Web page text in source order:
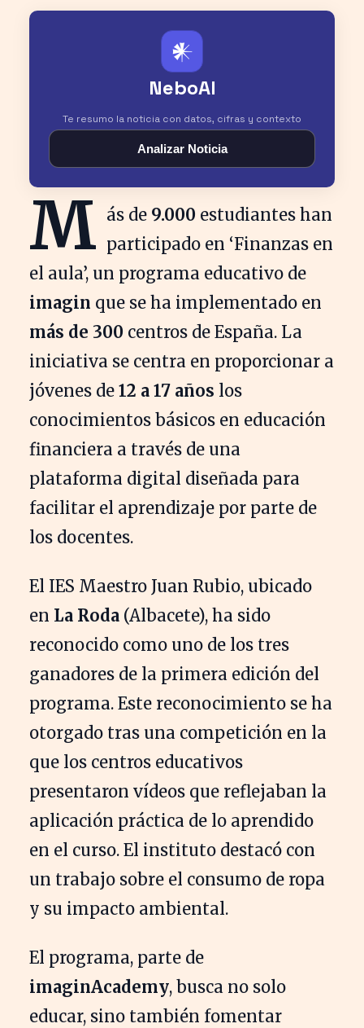
𒀭
NeboAI
Te resumo la noticia con datos, cifras y contexto
Analizar Noticia
M ás de 9.000 estudiantes han
participado en ‘Finanzas en
el aula’, un programa educativo de
imagin que se ha implementado en
más de 300 centros de España. La
iniciativa se centra en proporcionar a
jóvenes de 12 a 17 años los
conocimientos básicos en educación
financiera a través de una
plataforma digital diseñada para
facilitar el aprendizaje por parte de
los docentes.
El IES Maestro Juan Rubio, ubicado
en La Roda (Albacete), ha sido
reconocido como uno de los tres
ganadores de la primera edición del
programa. Este reconocimiento se ha
otorgado tras una competición en la
que los centros educativos
presentaron vídeos que reflejaban la
aplicación práctica de lo aprendido
en el curso. El instituto destacó con
un trabajo sobre el consumo de ropa
y su impacto ambiental.
El programa, parte de
imaginAcademy, busca no solo
educar, sino también fomentar